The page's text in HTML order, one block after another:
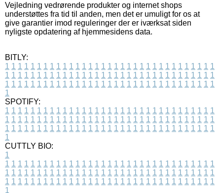
Vejledning vedrørende produkter og internet shops
understøttes fra tid til anden, men det er umuligt for os at
give garantier imod reguleringer der er iværksat siden
nyligste opdatering af hjemmesidens data.
BITLY:
1 1 1 1 1 1 1 1 1 1 1 1 1 1 1 1 1 1 1 1 1 1 1 1 1 1 1 1 1 1 1 1 1
1 1 1 1 1 1 1 1 1 1 1 1 1 1 1 1 1 1 1 1 1 1 1 1 1 1 1 1 1 1 1 1 1
1 1 1 1 1 1 1 1 1 1 1 1 1 1 1 1 1 1 1 1 1 1 1 1 1 1 1 1 1 1 1 1 1
1
SPOTIFY:
1 1 1 1 1 1 1 1 1 1 1 1 1 1 1 1 1 1 1 1 1 1 1 1 1 1 1 1 1 1 1 1 1
1 1 1 1 1 1 1 1 1 1 1 1 1 1 1 1 1 1 1 1 1 1 1 1 1 1 1 1 1 1 1 1 1
1 1 1 1 1 1 1 1 1 1 1 1 1 1 1 1 1 1 1 1 1 1 1 1 1 1 1 1 1 1 1 1 1
1
CUTTLY BIO:
1
1 1 1 1 1 1 1 1 1 1 1 1 1 1 1 1 1 1 1 1 1 1 1 1 1 1 1 1 1 1 1 1 1
1 1 1 1 1 1 1 1 1 1 1 1 1 1 1 1 1 1 1 1 1 1 1 1 1 1 1 1 1 1 1 1 1
1 1 1 1 1 1 1 1 1 1 1 1 1 1 1 1 1 1 1 1 1 1 1 1 1 1 1 1 1 1 1 1 1
1